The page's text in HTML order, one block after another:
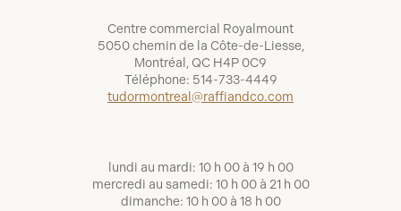
Centre commercial Royalmount
5050 chemin de la Côte-de-Liesse,
Montréal, QC H4P 0C9
Téléphone: 514-733-4449
tudormontreal@raffiandco.com
lundi au mardi: 10 h 00 à 19 h 00
mercredi au samedi: 10 h 00 à 21 h 00
dimanche: 10 h 00 à 18 h 00